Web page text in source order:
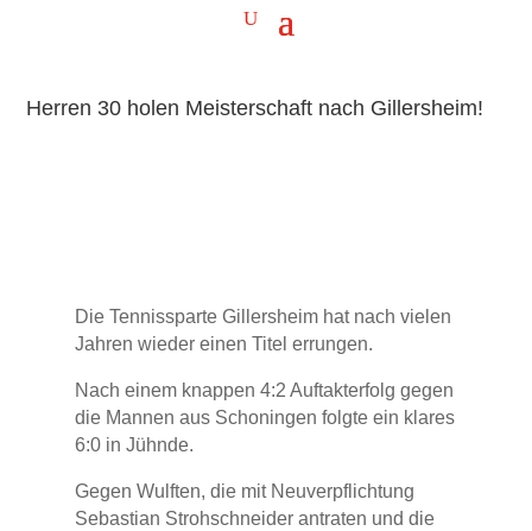
Herren 30 holen Meisterschaft nach Gillersheim!
Die Tennissparte Gillersheim hat nach vielen
Jahren wieder einen Titel errungen.
Nach einem knappen 4:2 Auftakterfolg gegen
die Mannen aus Schoningen folgte ein klares
6:0 in Jühnde.
Gegen Wulften, die mit Neuverpflichtung
Sebastian Strohschneider antraten und die